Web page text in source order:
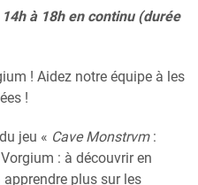
à 18h en continu (durée
! Aidez notre équipe à les
!
jeu « Cave Monstrvm:
: à découvrir en
plus sur les